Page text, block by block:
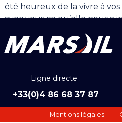
été heureux de la vivre à
avec vous ce qu’elle nous a
Ligne directe :
+33(0)4 86 68 37 87
Mentions légales